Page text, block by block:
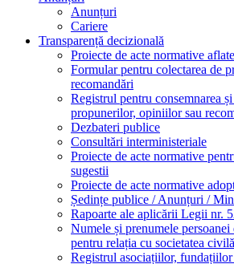
Anunțuri
Cariere
Transparență decizională
Proiecte de acte normative
Formular pentru colectarea de
recomandări
Registrul pentru consemnarea
propunerilor, opiniilor sau
Dezbateri publice
Consultări interministeriale
Proiecte de acte normative
sugestii
Proiecte de acte normative
Ședințe publice / Anunțuri /
Rapoarte ale aplicării Legii nr.
Numele și prenumele persoanei
pentru relația cu societatea civilă
Registrul asociațiilor,